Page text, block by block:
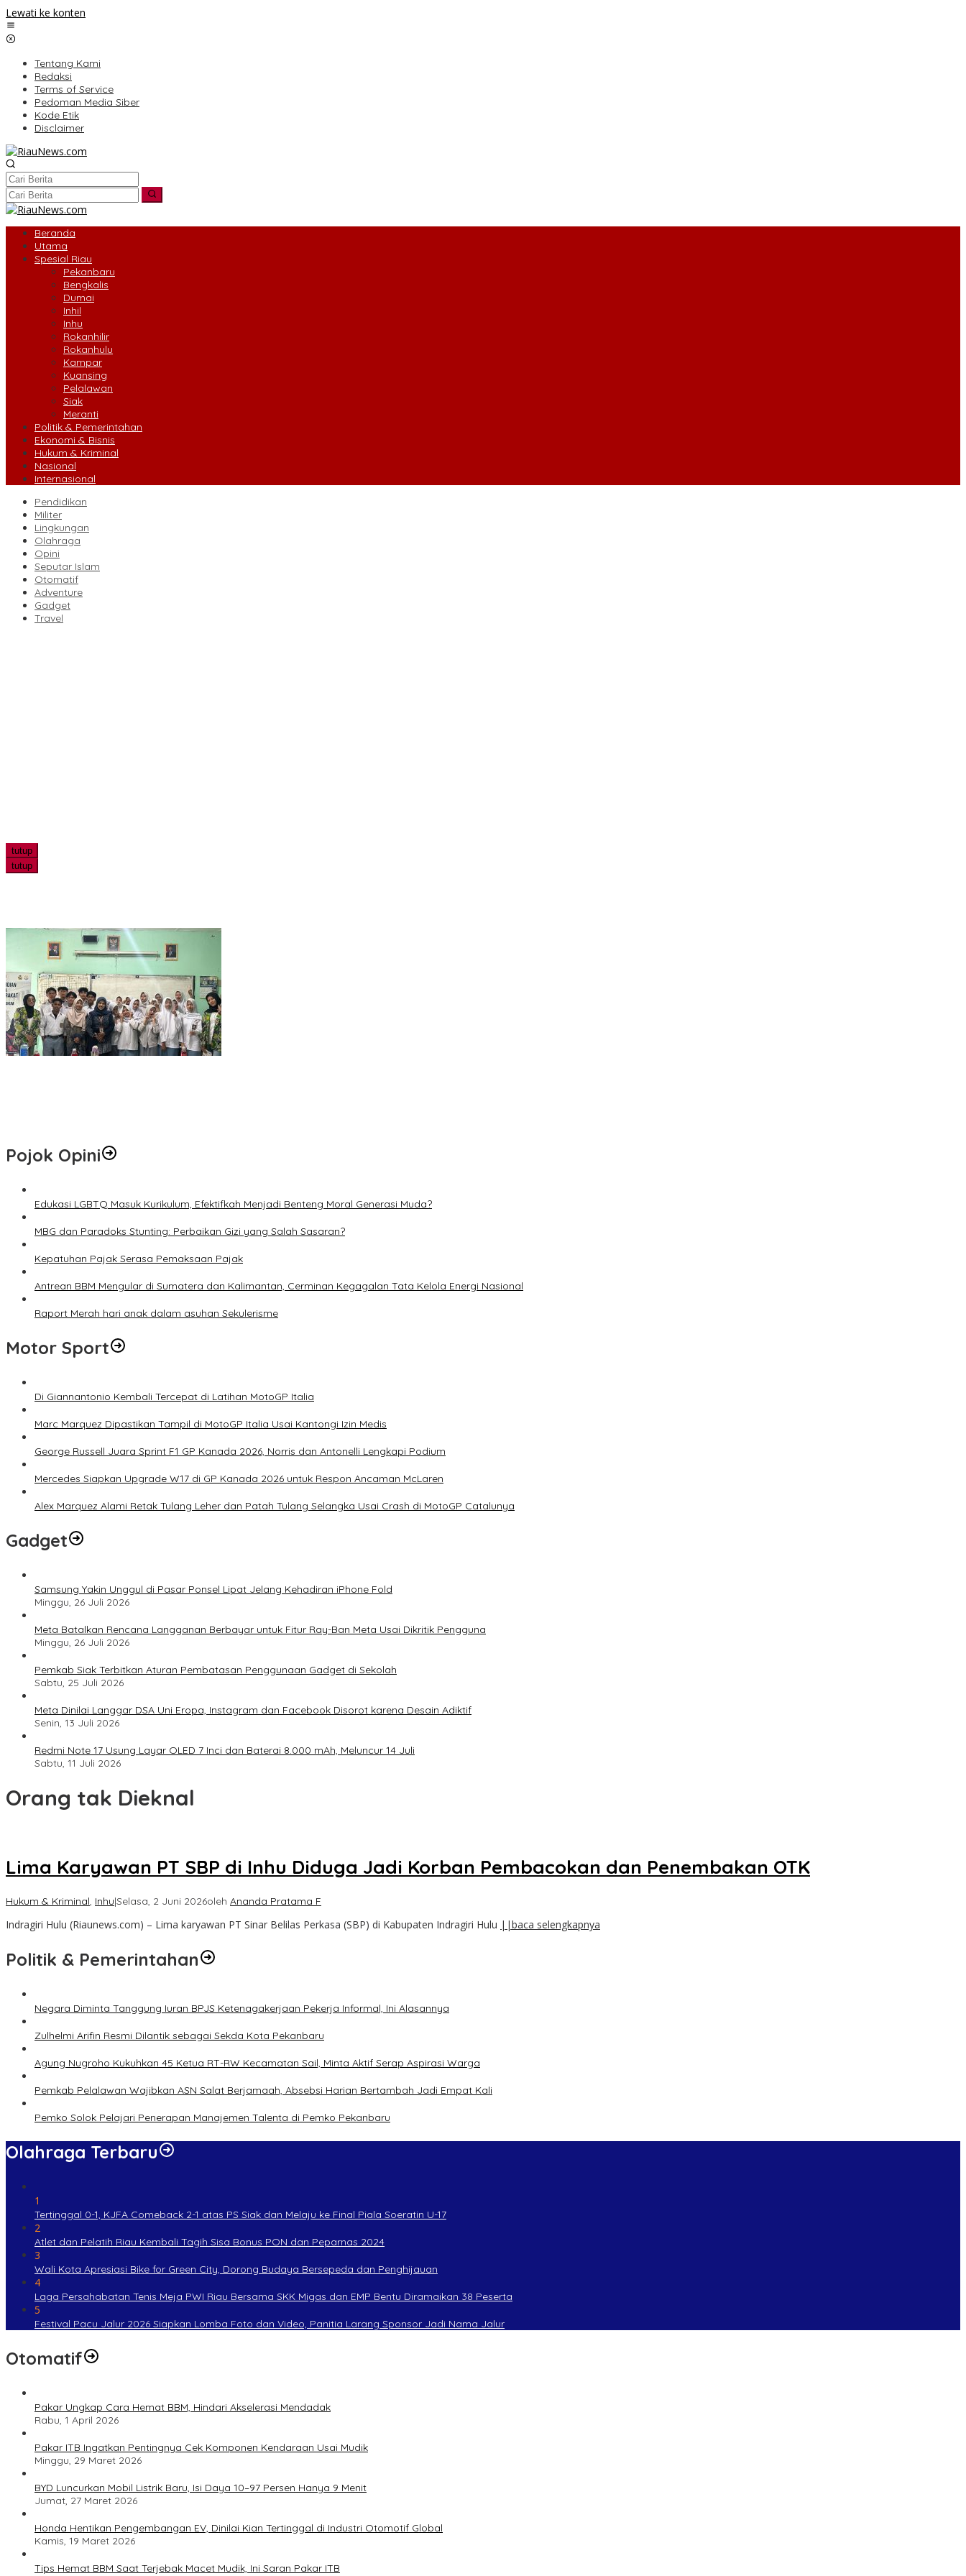
Lewati ke konten
Tentang Kami
Redaksi
Terms of Service
Pedoman Media Siber
Kode Etik
Disclaimer
Beranda
Utama
Spesial Riau
Pekanbaru
Bengkalis
Dumai
Inhil
Inhu
Rokanhilir
Rokanhulu
Kampar
Kuansing
Pelalawan
Siak
Meranti
Politik & Pemerintahan
Ekonomi & Bisnis
Hukum & Kriminal
Nasional
Internasional
Pendidikan
Militer
Lingkungan
Olahraga
Opini
Seputar Islam
Otomatif
Adventure
Gadget
Travel
tutup
tutup
Pojok Opini
Edukasi LGBTQ Masuk Kurikulum, Efektifkah Menjadi Benteng Moral Generasi Muda?
MBG dan Paradoks Stunting: Perbaikan Gizi yang Salah Sasaran?
Kepatuhan Pajak Serasa Pemaksaan Pajak
Antrean BBM Mengular di Sumatera dan Kalimantan, Cerminan Kegagalan Tata Kelola Energi Nasional
Raport Merah hari anak dalam asuhan Sekulerisme
Motor Sport
Di Giannantonio Kembali Tercepat di Latihan MotoGP Italia
Marc Marquez Dipastikan Tampil di MotoGP Italia Usai Kantongi Izin Medis
George Russell Juara Sprint F1 GP Kanada 2026, Norris dan Antonelli Lengkapi Podium
Mercedes Siapkan Upgrade W17 di GP Kanada 2026 untuk Respon Ancaman McLaren
Alex Marquez Alami Retak Tulang Leher dan Patah Tulang Selangka Usai Crash di MotoGP Catalunya
Gadget
Samsung Yakin Unggul di Pasar Ponsel Lipat Jelang Kehadiran iPhone Fold
Minggu, 26 Juli 2026
Meta Batalkan Rencana Langganan Berbayar untuk Fitur Ray-Ban Meta Usai Dikritik Pengguna
Minggu, 26 Juli 2026
Pemkab Siak Terbitkan Aturan Pembatasan Penggunaan Gadget di Sekolah
Sabtu, 25 Juli 2026
Meta Dinilai Langgar DSA Uni Eropa, Instagram dan Facebook Disorot karena Desain Adiktif
Senin, 13 Juli 2026
Redmi Note 17 Usung Layar OLED 7 Inci dan Baterai 8.000 mAh, Meluncur 14 Juli
Sabtu, 11 Juli 2026
Orang tak Dieknal
Lima Karyawan PT SBP di Inhu Diduga Jadi Korban Pembacokan dan Penembakan OTK
Hukum & Kriminal, Inhu|Selasa, 2 Juni 2026oleh Ananda Pratama F
Indragiri Hulu (Riaunews.com) – Lima karyawan PT Sinar Belilas Perkasa (SBP) di Kabupaten Indragiri Hulu ||baca selengkapnya
Politik & Pemerintahan
Negara Diminta Tanggung Iuran BPJS Ketenagakerjaan Pekerja Informal, Ini Alasannya
Zulhelmi Arifin Resmi Dilantik sebagai Sekda Kota Pekanbaru
Agung Nugroho Kukuhkan 45 Ketua RT-RW Kecamatan Sail, Minta Aktif Serap Aspirasi Warga
Pemkab Pelalawan Wajibkan ASN Salat Berjamaah, Absebsi Harian Bertambah Jadi Empat Kali
Pemko Solok Pelajari Penerapan Manajemen Talenta di Pemko Pekanbaru
Olahraga Terbaru
1
Tertinggal 0-1, KJFA Comeback 2-1 atas PS Siak dan Melaju ke Final Piala Soeratin U-17
2
Atlet dan Pelatih Riau Kembali Tagih Sisa Bonus PON dan Peparnas 2024
3
Wali Kota Apresiasi Bike for Green City, Dorong Budaya Bersepeda dan Penghijauan
4
Laga Persahabatan Tenis Meja PWI Riau Bersama SKK Migas dan EMP Bentu Diramaikan 38 Peserta
5
Festival Pacu Jalur 2026 Siapkan Lomba Foto dan Video, Panitia Larang Sponsor Jadi Nama Jalur
Otomatif
Pakar Ungkap Cara Hemat BBM, Hindari Akselerasi Mendadak
Rabu, 1 April 2026
Pakar ITB Ingatkan Pentingnya Cek Komponen Kendaraan Usai Mudik
Minggu, 29 Maret 2026
BYD Luncurkan Mobil Listrik Baru, Isi Daya 10–97 Persen Hanya 9 Menit
Jumat, 27 Maret 2026
Honda Hentikan Pengembangan EV, Dinilai Kian Tertinggal di Industri Otomotif Global
Kamis, 19 Maret 2026
Tips Hemat BBM Saat Terjebak Macet Mudik, Ini Saran Pakar ITB